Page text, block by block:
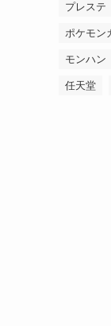
プレステ
ポケモン
モンハン
任天堂